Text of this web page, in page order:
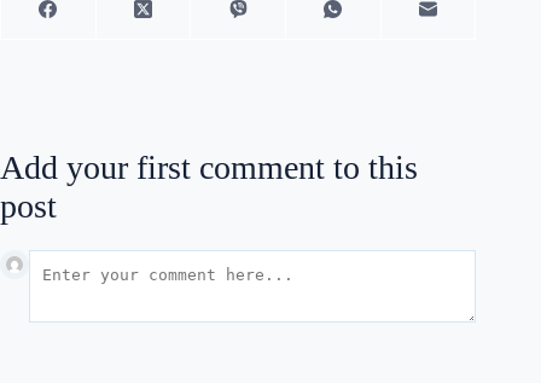
Add your first comment to this
post